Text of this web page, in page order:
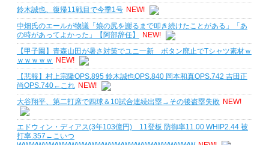
鈴木誠也、復帰11戦目で今季1号 NEW!
中畑氏のエールが物議「娘の尻を謝るまで叩き続けたことがある」「あ
の時があってよかった」【阿部辞任】
NEW!
【甲子園】青森山田が暑さ対策でユニ一新 ボタン廃止でTシャツ素材ｗ
ｗｗｗｗｗ
NEW!
【悲報】村上宗隆OPS.895 鈴木誠也OPS.840 岡本和真OPS.742 吉田正
尚OPS.740←これ NEW!
大谷翔平、第二打席で四球＆10試合連続出塁→その後盗塁失敗 NEW!
エドウィン・ディアス(3年103億円) 11登板 防御率11.00 WHIP2.44 被
打率.357←こいつ